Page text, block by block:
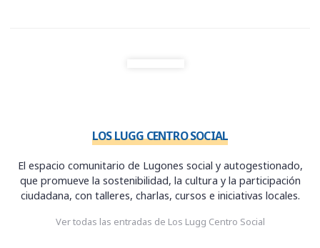
LOS LUGG CENTRO SOCIAL
El espacio comunitario de Lugones social y autogestionado,
que promueve la sostenibilidad, la cultura y la participación
ciudadana, con talleres, charlas, cursos e iniciativas locales.
Ver todas las entradas de Los Lugg Centro Social